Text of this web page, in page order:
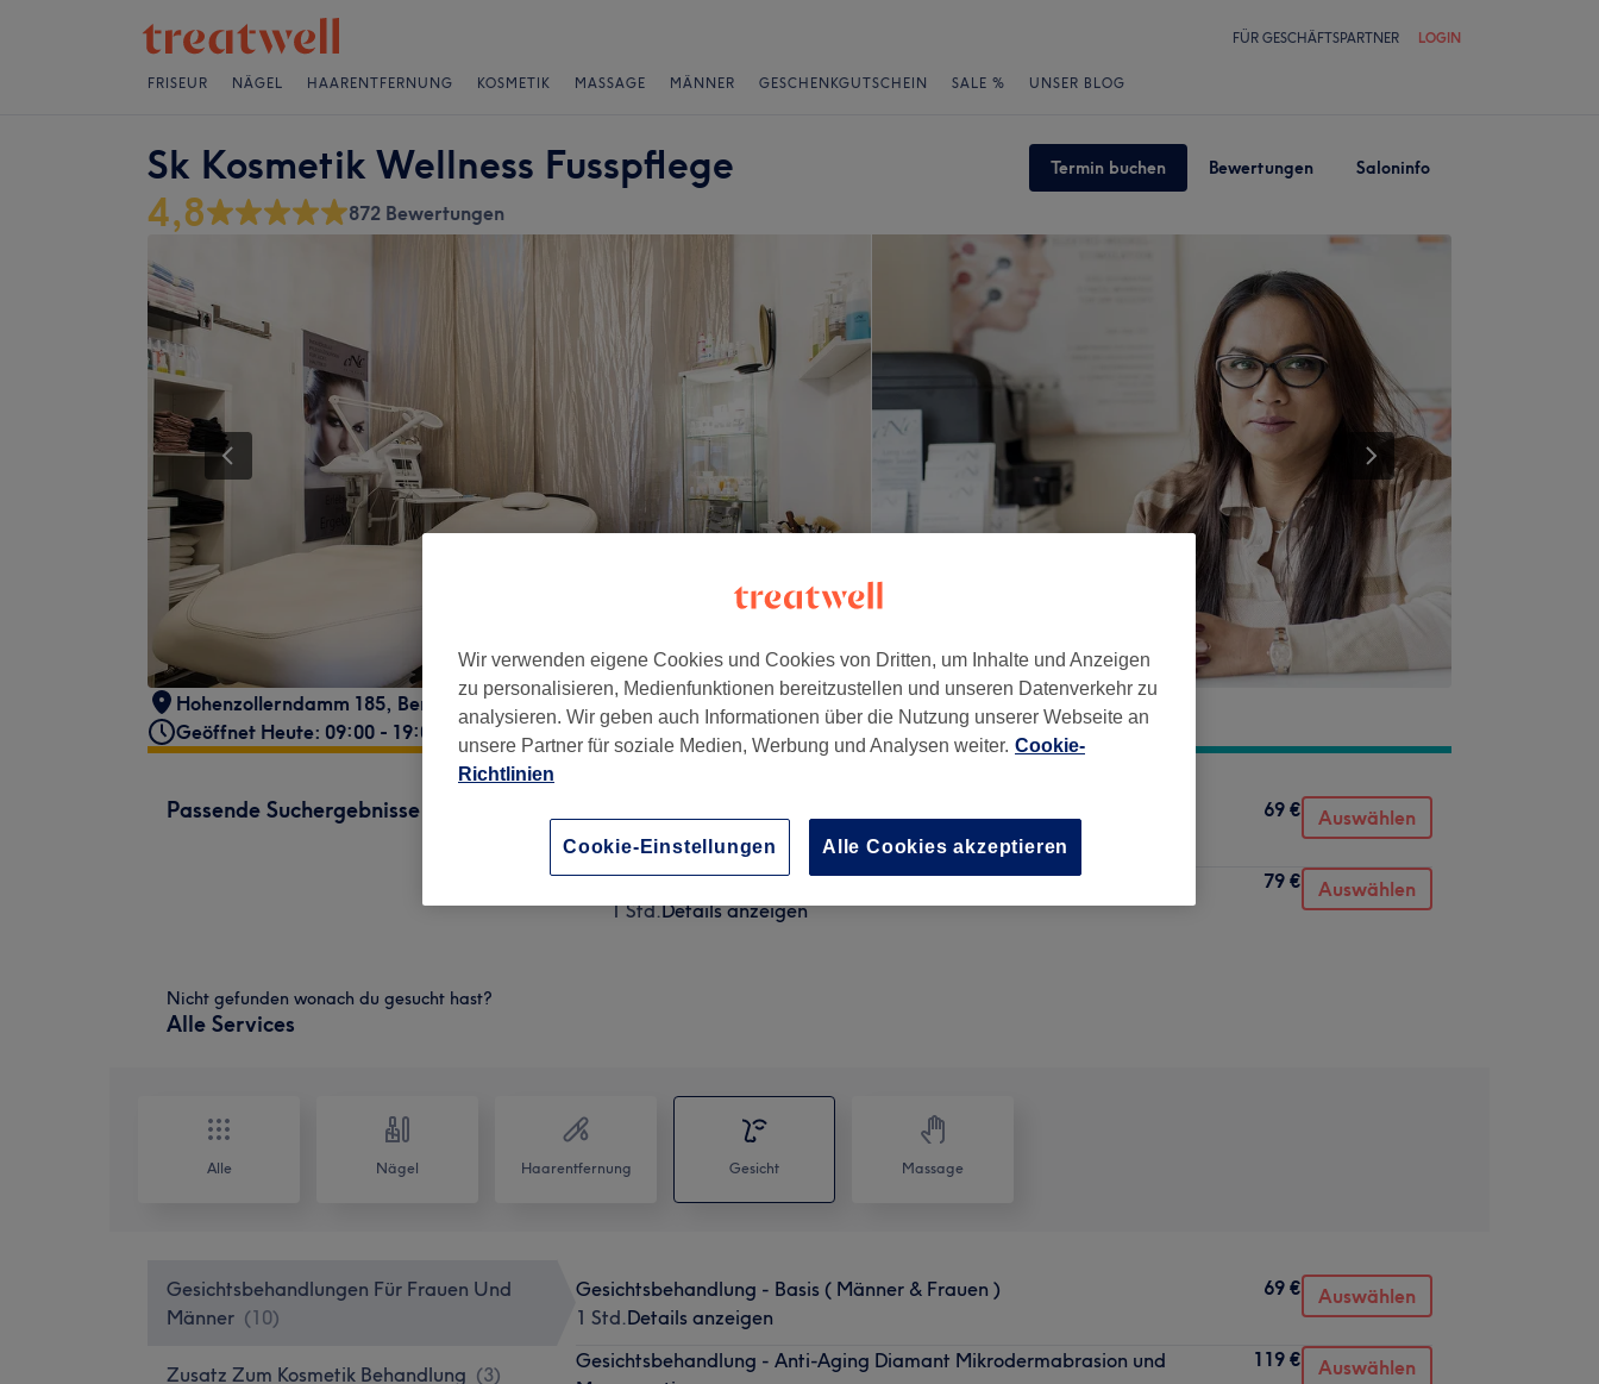
FÜR GESCHÄFTSPARTNER LOGIN
FRISEUR NÄGEL HAARENTFERNUNG KOSMETIK MASSAGE MÄNNER GESCHENKGUTSCHEIN SALE % UNSER BLOG
Sk Kosmetik Wellness Fusspflege Termin buchen Bewertungen Saloninfo
4,8 872 Bewertungen
Hohenzollerndamm 185, Berlin, Wilmersdorf, 10713
Geöffnet Heute: 09:00 - 19:00
Passende Suchergebnisse
1 Std.Details anzeigen
69 € Auswählen
Gesichtsbehandlung - Dermazeutische Fruchtsäuren
1 Std.Details anzeigen
79 € Auswählen
Nicht gefunden wonach du gesucht hast?
Alle Services
Alle Nägel Haarentfernung Gesicht Massage
Gesichtsbehandlungen Für Frauen Und
Männer (10)
Zusatz Zum Kosmetik Behandlung (3)
Gesichtsbehandlung - Basis ( Männer & Frauen )
1 Std.Details anzeigen
69 € Auswählen
Gesichtsbehandlung - Anti-Aging Diamant Mikrodermabrasion und
119 € Auswählen
Wir verwenden eigene Cookies und Cookies von Dritten, um Inhalte und Anzeigen
zu personalisieren, Medienfunktionen bereitzustellen und unseren Datenverkehr zu
analysieren. Wir geben auch Informationen über die Nutzung unserer Webseite an
unsere Partner für soziale Medien, Werbung und Analysen weiter. Cookie-
Richtlinien
Cookie-Einstellungen Alle Cookies akzeptieren